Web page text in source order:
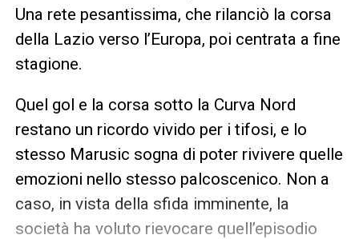
Una rete pesantissima, che rilanciò la corsa
della Lazio verso l’Europa, poi centrata a fine
stagione.
Quel gol e la corsa sotto la Curva Nord
restano un ricordo vivido per i tifosi, e lo
stesso Marusic sogna di poter rivivere quelle
emozioni nello stesso palcoscenico. Non a
caso, in vista della sfida imminente, la
società ha voluto rievocare quell’episodio